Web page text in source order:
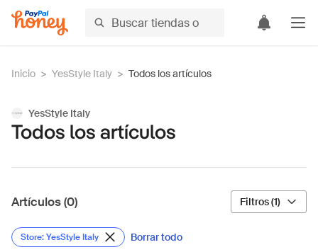
Inicio > YesStyle Italy > Todos los artículos
YesStyle Italy
Todos los artículos
Artículos (0) Filtros (1)
Store: YesStyle Italy Borrar todo